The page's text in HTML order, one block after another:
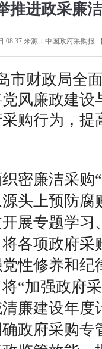
推进政采廉
08:37来源： 中国政府采购报
市财政局全
风廉政建设
购行为，提
密廉洁采购
头上预防腐
展专题学习
各项政府采
性修养和纪
“加强政府
清廉建设年
政府采购专